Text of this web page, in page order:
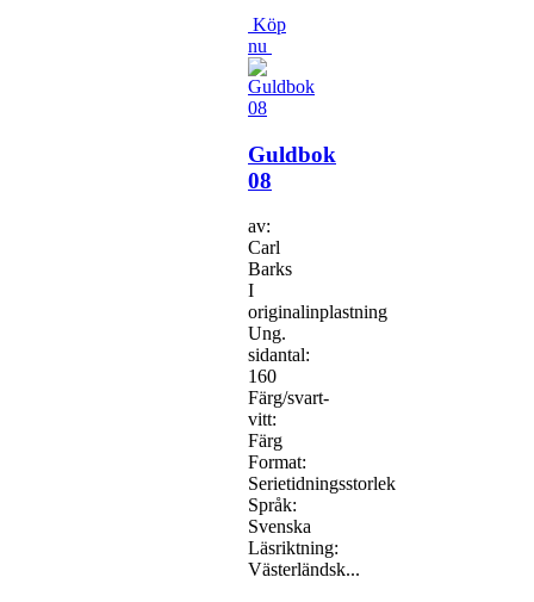
Köp
nu
Guldbok
08
av:
Carl
Barks
I
originalinplastning
Ung.
sidantal:
160
Färg/svart-
vitt:
Färg
Format:
Serietidningsstorlek
Språk:
Svenska
Läsriktning:
Västerländsk...